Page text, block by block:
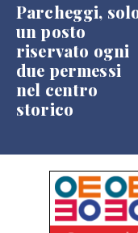
Parcheggi,
un posto
riservato ogni
due permessi
nel centro
storico